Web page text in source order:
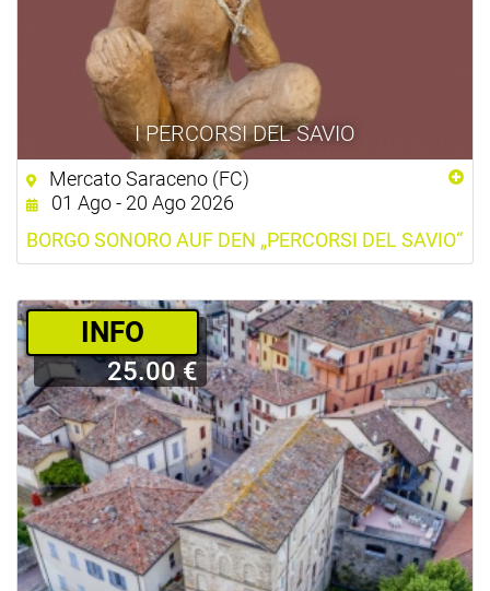
I PERCORSI DEL SAVIO
Mercato Saraceno (FC)
01 Ago - 20 Ago 2026
BORGO SONORO AUF DEN „PERCORSI DEL SAVIO“
­INFO
25.00 €